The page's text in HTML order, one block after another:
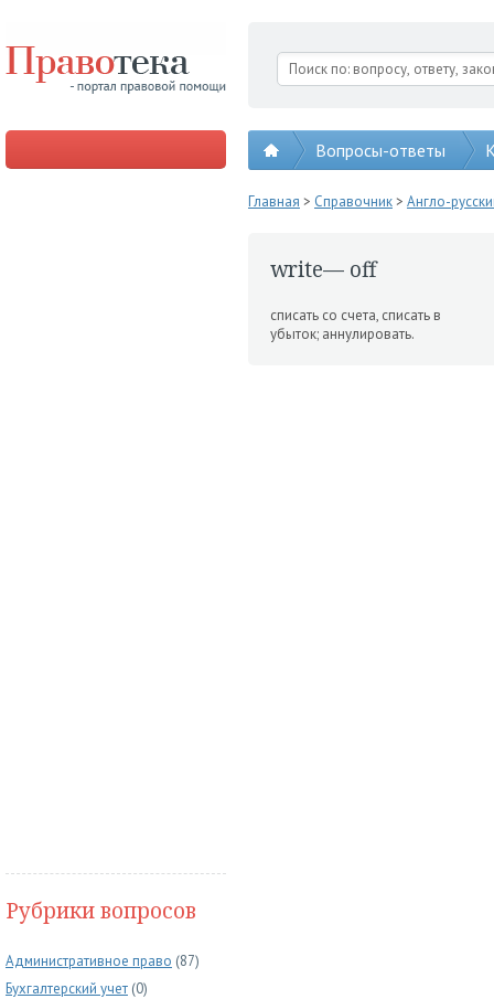
Вопросы-ответы
Рубрики вопросов
Административное право (87)
Бухгалтерский учет (0)
Главная > Справочник> Англо-
write— off
списать со счета, списать в
убыток; аннулировать.